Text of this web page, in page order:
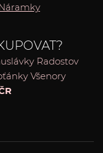
Radostov
Všenory